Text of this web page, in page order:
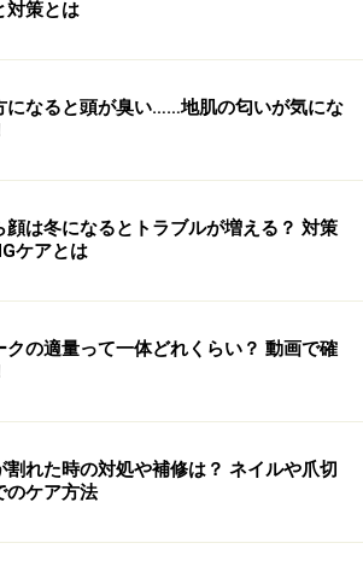
対策とは
になると頭が臭い……地肌の匂いが気にな
顔は冬になるとトラブルが増える？ 対策
ケアとは
クの適量って一体どれくらい？ 動画で確
割れた時の対処や補修は？ ネイルや爪切
のケア方法